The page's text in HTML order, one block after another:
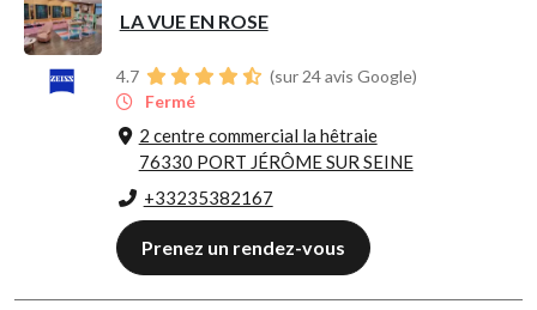
LA VUE EN ROSE
4.7
(sur 24 avis Google)
Fermé
2 centre commercial la hêtraie
76330 PORT JÉRÔME SUR SEINE
+33235382167
Prenez un rendez-vous